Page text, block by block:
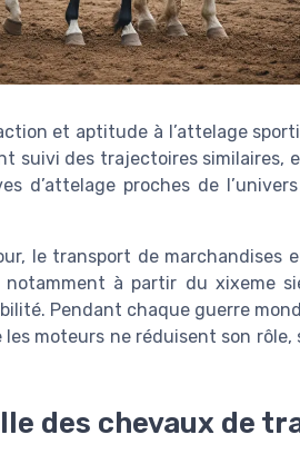
et aptitude à l’attelage
suivi des trajectoires similaires,
d’attelage proches de
le transport de marchandises
à partir du xixeme
Pendant chaque guerre
moteurs ne réduisent son rôle,
des chevaux de